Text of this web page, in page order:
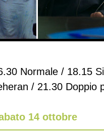
Normale / 18.15
/ 21.30 Doppio
14 ottobre